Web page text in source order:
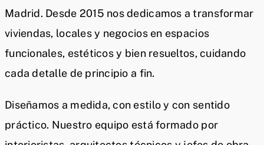
Madrid. Desde 2015 nos dedicamos a transformar
viviendas, locales y negocios en espacios
funcionales, estéticos y bien resueltos, cuidando
cada detalle de principio a fin.
Diseñamos a medida, con estilo y con sentido
práctico. Nuestro equipo está formado por